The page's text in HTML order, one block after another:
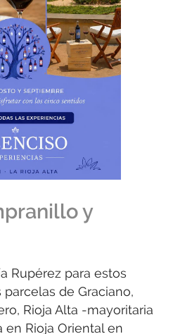
y
Rupérez para estos
de Graciano,
Rioja Alta -mayoritaria
Rioja Oriental en